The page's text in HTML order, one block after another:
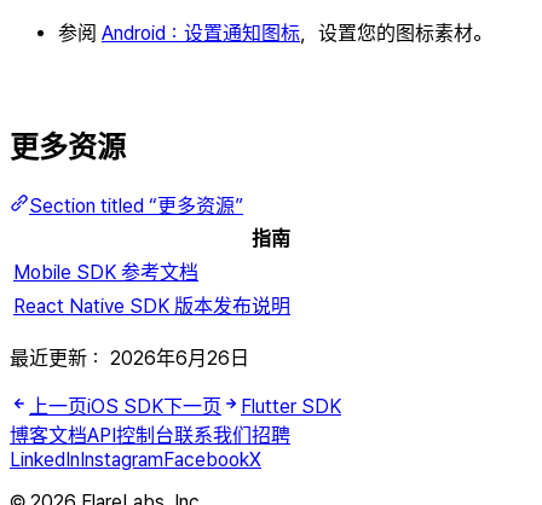
参阅 Android：设置通知图标 ，设置您的图标素材。
更多资源
Section titled “更多资源”
指南
Mobile SDK 参考文档
React Native SDK 版本发布说明
最近更新： 2026年6月26日
上一页iOS SDK下一页
Flutter SDK
博客文档API控制台联系我们招聘
LinkedInInstagramFacebookX